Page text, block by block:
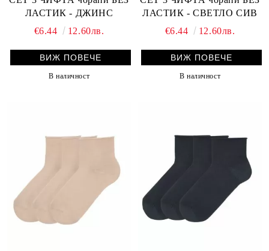
ЛАСТИК - ДЖИНС
€6.44
12.60лв.
ВИЖ ПОВЕЧЕ
В наличност
ЛАСТИК - СВЕТЛО СИВ
€6.44
12.60лв.
ВИЖ ПОВЕЧЕ
В наличност